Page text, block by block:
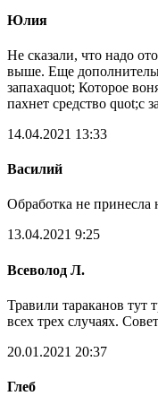
Юлия
Не сказали, что надо
выше. Еще
запахаquot; Которое
пахнет средство quot;с
14.04.2021 13:33
Василий
Обработка не принесла
13.04.2021 9:25
Всеволод Л.
Травили тараканов тут
всех трех случаях.
20.01.2021 20:37
Глеб